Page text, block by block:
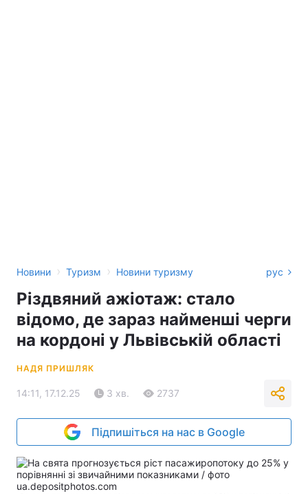
Новини › Туризм › Новини туризму рус
Різдвяний ажіотаж: стало
відомо, де зараз найменші черги
на кордоні у Львівській області
НАДЯ ПРИШЛЯК
14:11, 17.12.25 3 хв. 2737
Підпишіться на нас в Google